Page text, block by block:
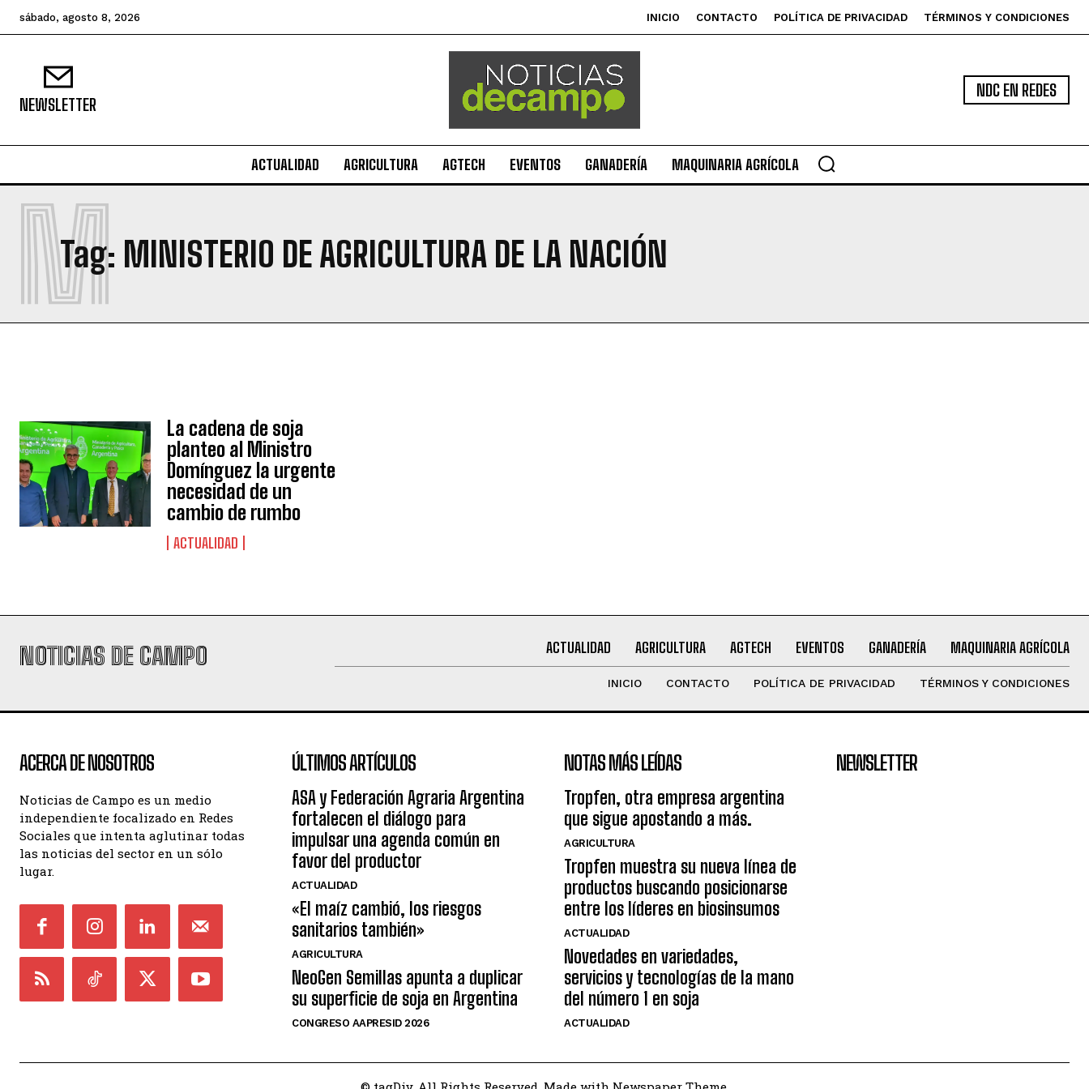
Suscribite al Newsletter
sábado, agosto 8, 2026 INICIO CONTACTO POLÍTICA DE PRIVACIDAD TÉRMINOS Y CONDICIONES
NEWSLETTER
NDC EN REDES
ACTUALIDAD AGRICULTURA AGTECH EVENTOS GANADERÍA MAQUINARIA AGRÍCOLA
Tag: MINISTERIO DE AGRICULTURA DE LA NACIÓN
M
La cadena de soja
planteo al Ministro
Domínguez la urgente
necesidad de un
cambio de rumbo
ACTUALIDAD
NOTICIAS DE CAMPO ACTUALIDAD AGRICULTURA AGTECH EVENTOS GANADERÍA MAQUINARIA AGRÍCOLA
INICIO CONTACTO POLÍTICA DE PRIVACIDAD TÉRMINOS Y CONDICIONES
ACERCA DE NOSOTROS
Noticias de Campo es un medio
independiente focalizado en Redes
Sociales que intenta aglutinar todas
las noticias del sector en un sólo
lugar.
ÚLTIMOS ARTÍCULOS
ASA y Federación Agraria Argentina
fortalecen el diálogo para
impulsar una agenda común en
favor del productor
ACTUALIDAD
«El maíz cambió, los riesgos
sanitarios también»
AGRICULTURA
NeoGen Semillas apunta a duplicar
su superficie de soja en Argentina
CONGRESO AAPRESID 2026
NOTAS MÁS LEÍDAS
Tropfen, otra empresa argentina
que sigue apostando a más.
AGRICULTURA
Tropfen muestra su nueva línea de
productos buscando posicionarse
entre los líderes en biosinsumos
ACTUALIDAD
Novedades en variedades,
servicios y tecnologías de la mano
del número 1 en soja
ACTUALIDAD
NEWSLETTER